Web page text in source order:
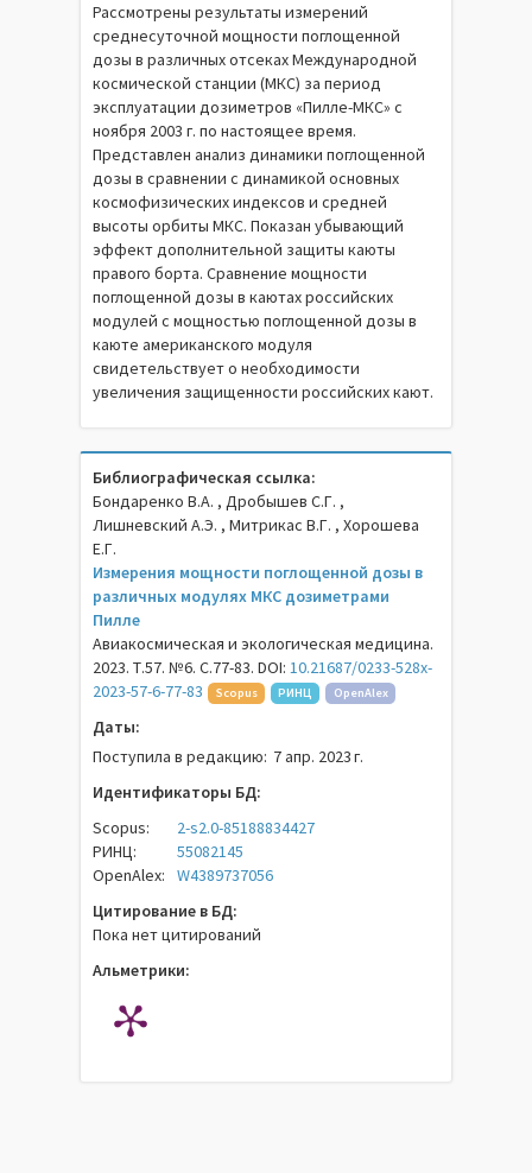
Рассмотрены результаты измерений
среднесуточной мощности поглощенной
дозы в различных отсеках Международной
космической станции (МКС) за период
эксплуатации дозиметров «Пилле-МКС» с
ноября 2003 г. по настоящее время.
Представлен анализ динамики поглощенной
дозы в сравнении с динамикой основных
космофизических индексов и средней
высоты орбиты МКС. Показан убывающий
эффект дополнительной защиты каюты
правого борта. Сравнение мощности
поглощенной дозы в каютах российских
модулей с мощностью поглощенной дозы в
каюте американского модуля
свидетельствует о необходимости
увеличения защищенности российских кают.
Библиографическая ссылка:
Бондаренко В.А. , Дробышев С.Г. ,
Лишневский А.Э. , Митрикас В.Г. , Хорошева
Е.Г.
Измерения мощности поглощенной дозы в
различных модулях МКС дозиметрами
Пилле
Авиакосмическая и экологическая медицина.
2023. Т.57. №6. С.77-83. DOI:10.21687/0233-528x-
2023-57-6-77-83
Scopus РИНЦ OpenAlex
Даты:
Поступила в редакцию: 7 апр. 2023 г.
Идентификаторы БД:
Scopus:
2-s2.0-85188834427
РИНЦ:
55082145
OpenAlex:
W4389737056
Цитирование в БД:
Пока нет цитирований
Альметрики: